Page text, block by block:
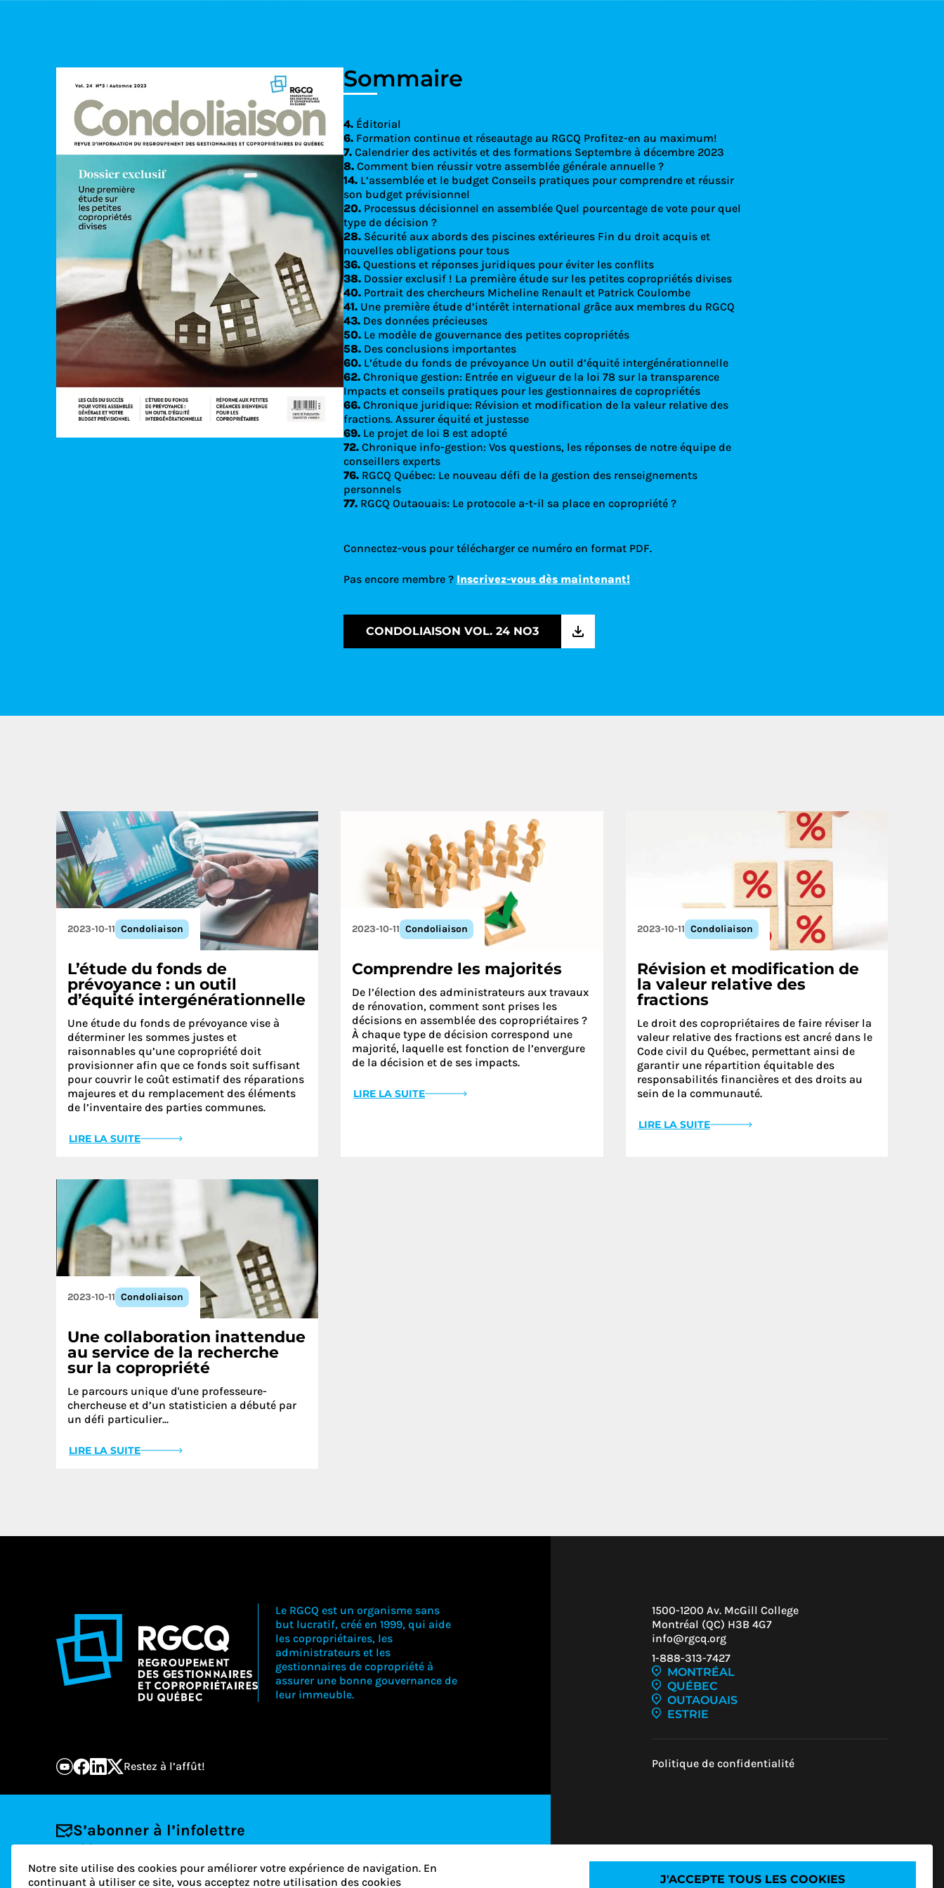
Sommaire
4.Éditorial
6.Formation continue et réseautage au RGCQ Profitez-en au maximum!
7.Calendrier des activités et des formations Septembre à décembre 2023
8.Comment bien réussir votre assemblée générale annuelle ?
14.L’assemblée et le budget Conseils pratiques pour comprendre et réussir
son budget prévisionnel
20.Processus décisionnel en assemblée Quel pourcentage de vote pour quel
type de décision ?
28.Sécurité aux abords des piscines extérieures Fin du droit acquis et
nouvelles obligations pour tous
36.Questions et réponses juridiques pour éviter les conflits
38. Dossier exclusif ! La première étude sur les petites copropriétés divises
40. Portrait des chercheurs Micheline Renault et Patrick Coulombe
41. Une première étude d’intérêt international grâce aux membres du RGCQ
43.Des données précieuses
50.Le modèle de gouvernance des petites copropriétés
58.Des conclusions importantes
60.L’étude du fonds de prévoyance Un outil d’équité intergénérationnelle
62.Chronique gestion: Entrée en vigueur de la loi 78 sur la transparence
Impacts et conseils pratiques pour les gestionnaires de copropriétés
66.Chronique juridique: Révision et modification de la valeur relative des
fractions. Assurer équité et justesse
69.Le projet de loi 8 est adopté
72.Chronique info-gestion: Vos questions, les réponses de notre équipe de
conseillers experts
76.RGCQ Québec: Le nouveau défi de la gestion des renseignements
personnels
77.RGCQ Outaouais: Le protocole a-t-il sa place en copropriété ?
Connectez-vous pour télécharger ce numéro en format PDF.
Pas encore membre ? Inscrivez-vous dès maintenant!
CONDOLIAISON VOL. 24 NO3
2023-10-11 Condoliaison
L’étude du fonds de
prévoyance : un outil
d’équité intergénérationnelle
Une étude du fonds de prévoyance vise à
déterminer les sommes justes et
raisonnables qu’une copropriété doit
provisionner afin que ce fonds soit suffisant
pour couvrir le coût estimatif des réparations
majeures et du remplacement des éléments
de l’inventaire des parties communes.
LIRE LA SUITE
2023-10-11 Condoliaison
Comprendre les majorités
De l’élection des administrateurs aux travaux
de rénovation, comment sont prises les
décisions en assemblée des copropriétaires ?
À chaque type de décision correspond une
majorité, laquelle est fonction de l’envergure
de la décision et de ses impacts.
LIRE LA SUITE
2023-10-11 Condoliaison
Révision et modification de
la valeur relative des
fractions
Le droit des copropriétaires de faire réviser la
valeur relative des fractions est ancré dans le
Code civil du Québec, permettant ainsi de
garantir une répartition équitable des
responsabilités financières et des droits au
sein de la communauté.
LIRE LA SUITE
2023-10-11 Condoliaison
Une collaboration inattendue
au service de la recherche
sur la copropriété
Le parcours unique d'une professeure-
chercheuse et d’un statisticien a débuté par
un défi particulier...
LIRE LA SUITE
VOIR CE
Notre site utilise des cookies pour améliorer votre expérience de navigation. En
continuant à utiliser ce site, vous acceptez notre utilisation des cookies
J'ACCEPTE TOUS LES COOKIES
Le RGCQ est un organisme sans
but lucratif, créé en 1999, qui aide
les copropriétaires, les
administrateurs et les
gestionnaires de copropriété à
assurer une bonne gouvernance de
leur immeuble.
Restez à l’affût!
S’abonner à l’infolettre
Courriel
S'ABONNER
1500-1200 Av. McGill College
Montréal (QC) H3B 4G7
info@rgcq.org
1-888-313-7427
MONTRÉAL
QUÉBEC
OUTAOUAIS
ESTRIE
Politique de confidentialité